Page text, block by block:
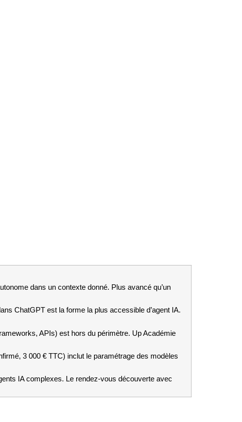
dans un contexte donné. Plus avancé qu’un
ChatGPT est la forme la plus accessible d’agent IA.
APIs) est hors du périmètre. Up Académie
3 000 € TTC) inclut le paramétrage des modèles
IA complexes. Le rendez-vous découverte avec